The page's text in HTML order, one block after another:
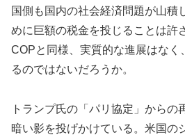
国側も国内の社会経済問題が山積
めに巨額の税金を投じることは許
COPと同様、実質的な進展はなく
るのではないだろうか。
トランプ氏の「パリ協定」からの
暗い影を投げかけている。米国の